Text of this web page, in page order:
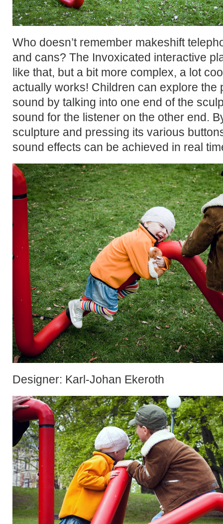
Who doesn’t remember makeshift
and cans? The Invoxicated interactive
like that, but a bit more complex, a lot
actually works! Children can explore the
sound by talking into one end of the
sound for the listener on the other end.
sculpture and pressing its various
sound effects can be achieved in real
Designer: Karl-Johan Ekeroth